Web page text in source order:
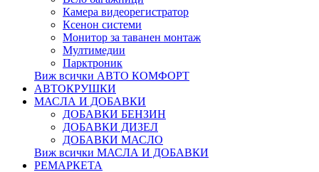
Камера видеорегистратор
Ксенон системи
Монитор за таванен монтаж
Мултимедии
Парктроник
Виж всички АВТО КОМФОРТ
АВТОКРУШКИ
МАСЛА И ДОБАВКИ
ДОБАВКИ БЕНЗИН
ДОБАВКИ ДИЗЕЛ
ДОБАВКИ МАСЛО
Виж всички МАСЛА И ДОБАВКИ
РЕМАРКЕТА